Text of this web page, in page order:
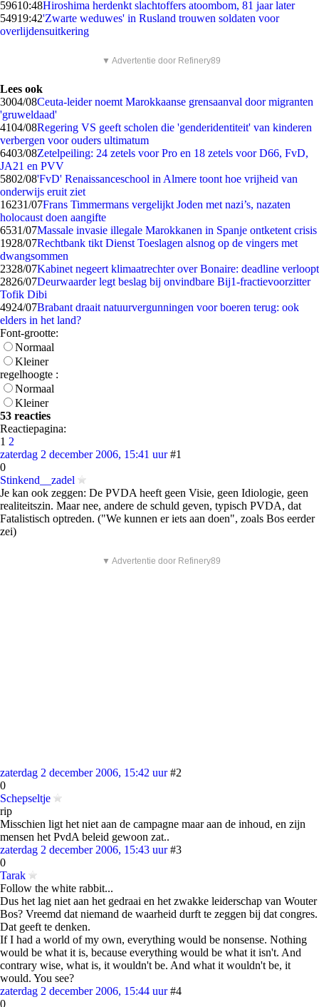
59610:48Hiroshima herdenkt slachtoffers atoombom, 81 jaar later
54919:42'Zwarte weduwes' in Rusland trouwen soldaten voor
overlijdensuitkering
▼ Advertentie door Refinery89
Lees ook
3004/08Ceuta-leider noemt Marokkaanse grensaanval door migranten
'gruweldaad'
4104/08Regering VS geeft scholen die 'genderidentiteit' van kinderen
verbergen voor ouders ultimatum
6403/08Zetelpeiling: 24 zetels voor Pro en 18 zetels voor D66, FvD,
JA21 en PVV
5802/08'FvD' Renaissanceschool in Almere toont hoe vrijheid van
onderwijs eruit ziet
16231/07Frans Timmermans vergelijkt Joden met nazi’s, nazaten
holocaust doen aangifte
6531/07Massale invasie illegale Marokkanen in Spanje ontketent crisis
1928/07Rechtbank tikt Dienst Toeslagen alsnog op de vingers met
dwangsommen
2328/07Kabinet negeert klimaatrechter over Bonaire: deadline verloopt
2826/07Deurwaarder legt beslag bij onvindbare Bij1-fractievoorzitter
Tofik Dibi
4924/07Brabant draait natuurvergunningen voor boeren terug: ook
elders in het land?
Font-grootte:
Normaal
Kleiner
regelhoogte :
Normaal
Kleiner
53 reacties
Reactiepagina:
1 2
zaterdag 2 december 2006, 15:41 uur #1
0
Stinkend__zadel
Je kan ook zeggen: De PVDA heeft geen Visie, geen Idiologie, geen
realiteitszin. Maar nee, andere de schuld geven, typisch PVDA, dat
Fatalistisch optreden. ("We kunnen er iets aan doen", zoals Bos eerder
zei)
▼ Advertentie door Refinery89
zaterdag 2 december 2006, 15:42 uur #2
0
Schepseltje
rip
Misschien ligt het niet aan de campagne maar aan de inhoud, en zijn
mensen het PvdA beleid gewoon zat..
zaterdag 2 december 2006, 15:43 uur #3
0
Tarak
Follow the white rabbit...
Dus het lag niet aan het gedraai en het zwakke leiderschap van Wouter
Bos? Vreemd dat niemand de waarheid durft te zeggen bij dat congres.
Dat geeft te denken.
If I had a world of my own, everything would be nonsense. Nothing
would be what it is, because everything would be what it isn't. And
contrary wise, what is, it wouldn't be. And what it wouldn't be, it
would. You see?
zaterdag 2 december 2006, 15:44 uur #4
0